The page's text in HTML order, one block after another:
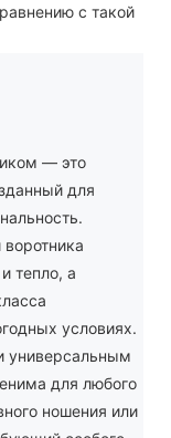
с такой
— это
для
тепло, а
условиях.
универсальным
для любого
ношения или